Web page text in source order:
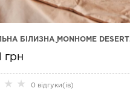
★ ★ 0 відгуки(ів)
БІЛИЗНА MONHOME DESERT
грн